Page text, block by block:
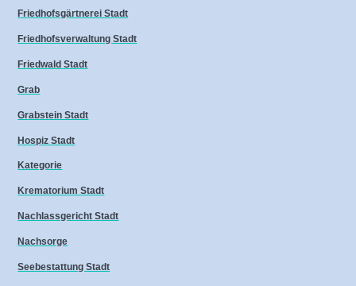
Friedhofsgärtnerei Stadt
Friedhofsverwaltung Stadt
Friedwald Stadt
Grab
Grabstein Stadt
Hospiz Stadt
Kategorie
Krematorium Stadt
Nachlassgericht Stadt
Nachsorge
Seebestattung Stadt